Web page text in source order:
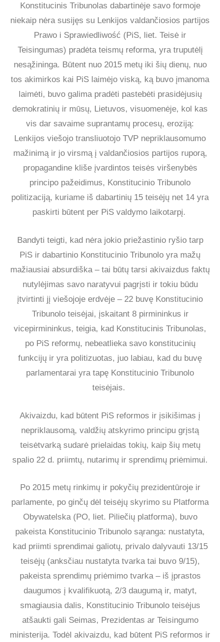
Konstitucinis Tribunolas dabartinėje savo formoje
niekaip nėra susijęs su Lenkijos valdančiosios partijos
Prawo i Sprawiedliwość (PiS, liet. Teisė ir
Teisingumas) pradėta teismų reforma, yra truputėlį
nesąžininga. Būtent nuo 2015 metų iki šių dienų, nuo
tos akimirkos kai PiS laimėjo viską, ką buvo įmanoma
laimėti, buvo galima pradėti pastebėti prasidėjusių
demokratinių ir mūsų, Lietuvos, visuomenėje, kol kas
vis dar savaime suprantamų procesų, eroziją:
Lenkijos viešojo transliuotojo TVP nepriklausomumo
mažinimą ir jo virsmą į valdančiosios partijos ruporą,
propagandine kliše įvardintos teisės viršenybės
principo pažeidimus, Konstitucinio Tribunolo
politizaciją, kuriame iš dabartinių 15 teisėjų net 14 yra
paskirti būtent per PiS valdymo laikotarpį.
Bandyti teigti, kad nėra jokio priežastinio ryšio tarp
PiS ir dabartinio Konstitucinio Tribunolo yra mažų
mažiausiai absurdiška – tai būtų tarsi akivaizdus faktų
nutylėjimas savo naratyvui pagrįsti ir tokiu būdu
įtvirtinti jį viešojoje erdvėje – 22 buvę Konstitucinio
Tribunolo teisėjai, įskaitant 8 pirmininkus ir
vicepirmininkus, teigia, kad Konstitucinis Tribunolas,
po PiS reformų, nebeatlieka savo konstitucinių
funkcijų ir yra politizuotas, juo labiau, kad du buvę
parlamentarai yra tapę Konstitucinio Tribunolo
teisėjais.
Akivaizdu, kad būtent PiS reformos ir įsikišimas į
nepriklausomą, valdžių atskyrimo principu grįstą
teisėtvarką sudarė prielaidas tokių, kaip šių metų
spalio 22 d. priimtų, nutarimų ir sprendimų priėmimui.
Po 2015 metų rinkimų ir pokyčių prezidentūroje ir
parlamente, po ginčų dėl teisėjų skyrimo su Platforma
Obywatelska (PO, liet. Piliečių platforma), buvo
pakeista Konstitucinio Tribunolo sąranga: nustatyta,
kad priimti sprendimai galiotų, privalo dalyvauti 13/15
teisėjų (anksčiau nustatyta tvarka tai buvo 9/15),
pakeista sprendimų priėmimo tvarka – iš įprastos
daugumos į kvalifikuotą, 2/3 daugumą ir, matyt,
smagiausia dalis, Konstitucinio Tribunolo teisėjus
atšaukti gali Seimas, Prezidentas ar Teisingumo
ministerija. Todėl akivaizdu, kad būtent PiS reformos ir